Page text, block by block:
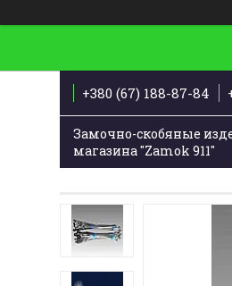
+380 (67) 188-87-84
Замочно-скобяные
магазина "Zamok 911"